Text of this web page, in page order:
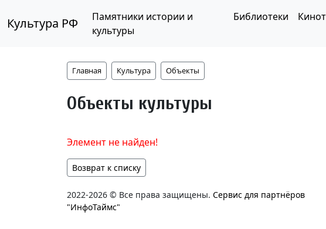
Культура РФ
Памятники истории и
культуры
Библиотеки
Главная Культура Объекты
Объекты культуры
Элемент не найден!
Возврат к списку
2022-2026 © Все права защищены. Сервис для партнёров
"ИнфоТаймс"